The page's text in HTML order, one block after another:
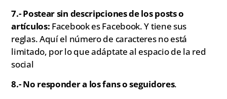
7.- Postear sin descripciones de los posts o
artículos: Facebook es Facebook. Y tiene sus
reglas. Aquí el número de caracteres no está
limitado, por lo que adáptate al espacio de la red
social
8.- No responder a los fans o seguidores.